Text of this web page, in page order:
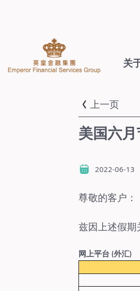
关
上一页
美国六
2022-06-13
尊敬的客户：
兹因上述假期
网上平台 (外汇)